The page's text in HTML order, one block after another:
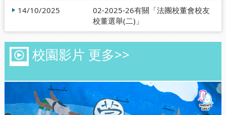
14/10/2025
02-2025-26有關「法團校董會校友
校董選舉(二)」
校園影片 更多>>